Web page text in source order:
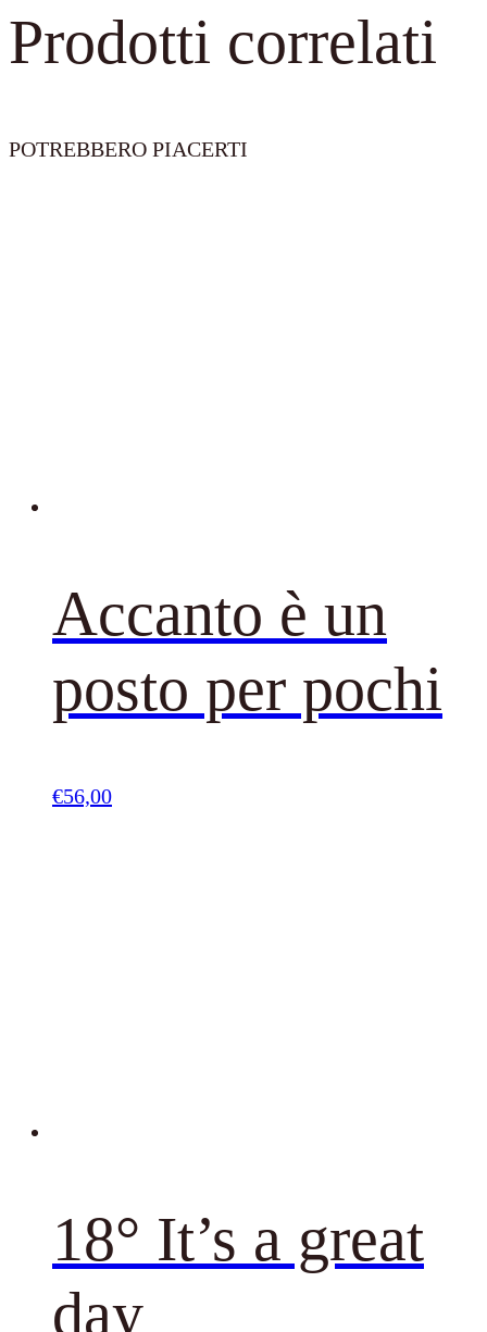
Prodotti correlati
POTREBBERO PIACERTI
Accanto è un
posto per pochi
€56,00
18° It’s a great
day